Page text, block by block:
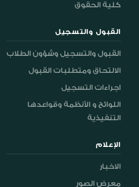
كلية الحقوق
القبول والتسجيل
القبول والتسجيل وشؤون الطلاب
الالتحاق ومتطلبات القبول
اجراءات التسجيل
اللوائح و الأنظمة وقواعدها
التنفيذية
الإعلام
الاخبار
معرض الصور